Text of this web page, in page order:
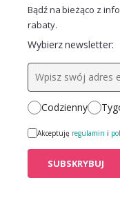
Bądź na bieżąco z
rabaty.
Wybierz newsletter:
Codzienny
Akceptuję regulamin i